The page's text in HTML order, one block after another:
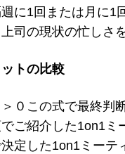
に1回または月に1
司の現状の忙しさ
トの比較
０この式で最終判
ご紹介した1on1ミ
定した1on1ミーテ